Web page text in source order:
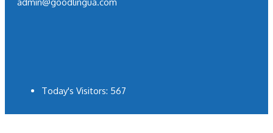
Today's Visitors: 567